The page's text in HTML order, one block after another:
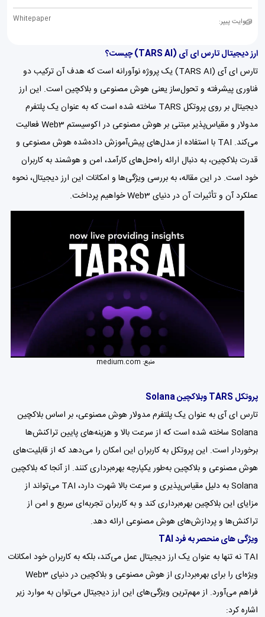
وایت پیپر: Whitepaper
ارز دیجیتال تارس ای آی (TARS AI) چیست؟
تارس ای آی (TARS AI) یک پروژه نوآورانه است که هدف آن ترکیب دو
فناوری پیشرفته و تحول‌ساز یعنی هوش مصنوعی و بلاکچین است. این ارز
دیجیتال بر روی پروتکل TARS ساخته شده است که به عنوان یک پلتفرم
مدولار و مقیاس‌پذیر مبتنی بر هوش مصنوعی در اکوسیستم Web3 فعالیت
می‌کند. TAI با استفاده از مدل‌های پیش‌آموزش داده‌شده هوش مصنوعی و
قدرت بلاکچین، به دنبال ارائه راه‌حل‌های کارآمد، امن و هوشمند به کاربران
خود است. در این مقاله، به بررسی ویژگی‌ها و امکانات این ارز دیجیتال، نحوه
عملکرد آن و تأثیرات آن در دنیای Web3 خواهیم پرداخت.
منبع: medium.com
پروتکل TARS وبلاکچین Solana
تارس ای آی به عنوان یک پلتفرم مدولار هوش مصنوعی، بر اساس بلاکچین
Solana ساخته شده است که از سرعت بالا و هزینه‌های پایین تراکنش‌ها
برخوردار است. این پروتکل به کاربران این امکان را می‌دهد که از قابلیت‌های
هوش مصنوعی و بلاکچین به‌طور یکپارچه بهره‌برداری کنند. از آنجا که بلاکچین
Solana به دلیل مقیاس‌پذیری و سرعت بالا شهرت دارد، TAI می‌تواند از
مزایای این بلاکچین بهره‌برداری کند و به کاربران تجربه‌ای سریع و امن از
تراکنش‌ها و پردازش‌های هوش مصنوعی ارائه دهد.
ویژگی های منحصر به فرد TAI
TAI نه تنها به عنوان یک ارز دیجیتال عمل می‌کند، بلکه به کاربران خود امکانات
ویژه‌ای را برای بهره‌برداری از هوش مصنوعی و بلاکچین در دنیای Web3
فراهم می‌آورد. از مهم‌ترین ویژگی‌های این ارز دیجیتال می‌توان به موارد زیر
اشاره کرد: